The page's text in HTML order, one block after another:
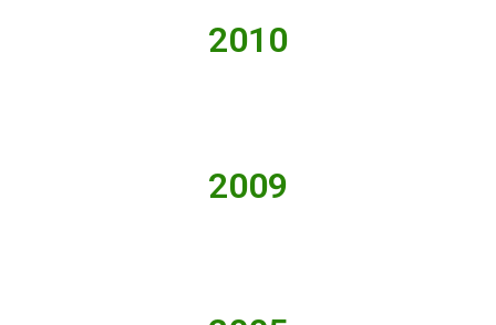
2010
2009